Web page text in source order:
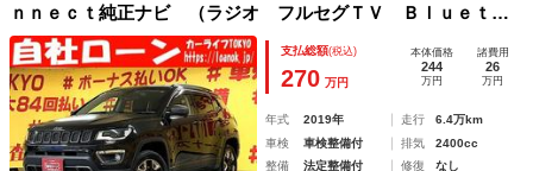
ｎｎｅｃｔ純正ナビ （ラジオ フルセグＴＶ Ｂｌｕｅｔｏ
ｏｔｈ ＡＵＸ ＵＳＢ）Ａｐｐｌｅ Ｃａｒ Ｐｌａｙ バ
ックカメラ ＥＴＣ ＨＩＤヘッドライト ＬＥＤフォグラン
プ
支払総額(税込)
270 万円
本体価格
244
万円
諸費用
26
万円
年式 2019年 走行
6.4万km
車検
車検整備付 排気
2400cc
整備
法定整備付 修復 なし